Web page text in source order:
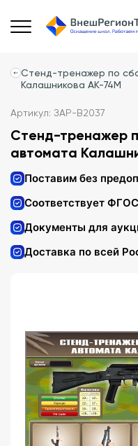
Стенд-тренажер по
Калашникова АК-74М
Артикул: ЗАР-В2037
Стенд-тренажер
автомата
Поставим без
Соответствует ФГОС
Документы для
Доставка по всей